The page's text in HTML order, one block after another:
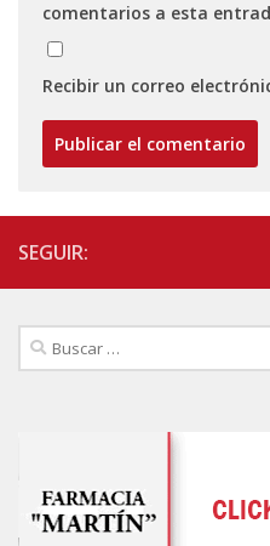
comentarios a esta
Recibir un correo
SEGUIR:
Buscar: